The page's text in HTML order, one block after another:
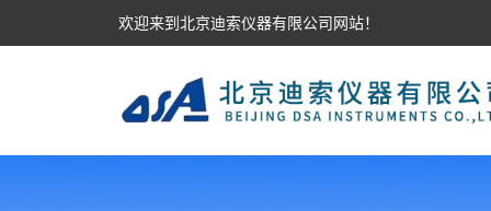
欢迎来到北京迪索仪器有限公司网站！